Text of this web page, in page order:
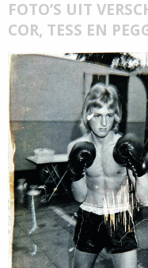
FOTO’S UIT
COR, TESS EN